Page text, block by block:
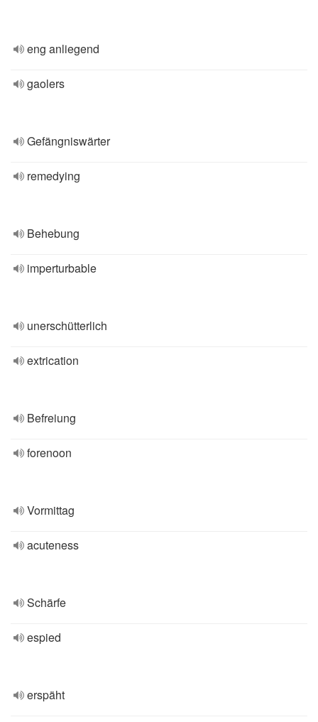
eng anliegend
gaolers
Gefängniswärter
remedying
Behebung
imperturbable
unerschütterlich
extrication
Befreiung
forenoon
Vormittag
acuteness
Schärfe
espied
erspäht